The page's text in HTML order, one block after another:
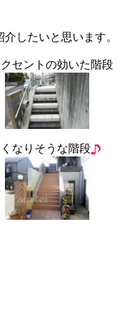
したいと思います。
セントの効いた階段
なりそうな階段